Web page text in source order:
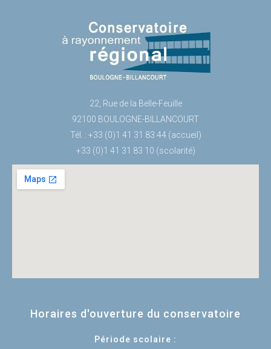
22, Rue de la Belle-Feuille
92100 BOULOGNE-BILLANCOURT
Tél. : +33 (0)1 41 31 83 44 (accueil)
+33 (0)1 41 31 83 10 (scolarité)
Horaires d'ouverture du conservatoire
Période scolaire :